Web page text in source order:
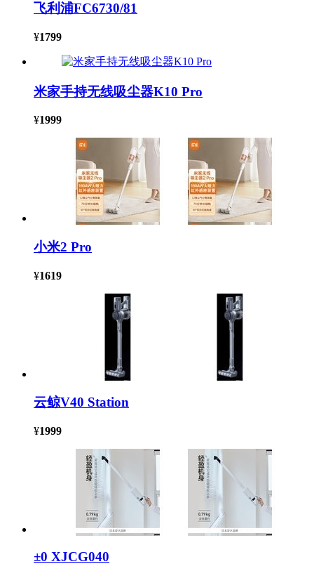
飞利浦FC6730/81
¥1799
米家手持无线吸尘器K10 Pro
¥1999
小米2 Pro
¥1619
云鲸V40 Station
¥1999
±0 XJCG040